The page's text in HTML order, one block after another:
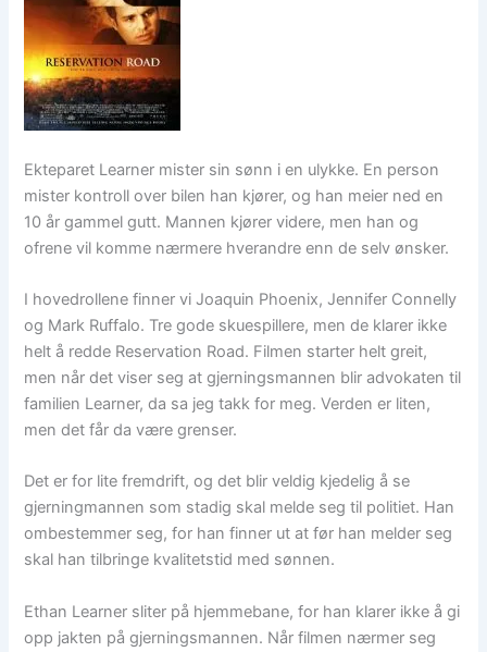
Ekteparet Learner mister sin sønn i en ulykke. En person
mister kontroll over bilen han kjører, og han meier ned en
10 år gammel gutt. Mannen kjører videre, men han og
ofrene vil komme nærmere hverandre enn de selv ønsker.
I hovedrollene finner vi Joaquin Phoenix, Jennifer Connelly
og Mark Ruffalo. Tre gode skuespillere, men de klarer ikke
helt å redde Reservation Road. Filmen starter helt greit,
men når det viser seg at gjerningsmannen blir advokaten til
familien Learner, da sa jeg takk for meg. Verden er liten,
men det får da være grenser.
Det er for lite fremdrift, og det blir veldig kjedelig å se
gjerningmannen som stadig skal melde seg til politiet. Han
ombestemmer seg, for han finner ut at før han melder seg
skal han tilbringe kvalitetstid med sønnen.
Ethan Learner sliter på hjemmebane, for han klarer ikke å gi
opp jakten på gjerningsmannen. Når filmen nærmer seg